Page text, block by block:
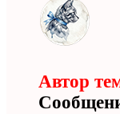
Автор